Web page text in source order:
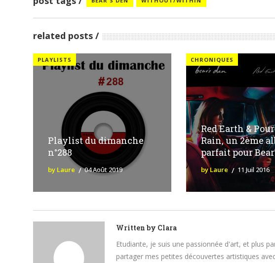
related posts
PLAYLISTS
Playlist du dimanche
n°288
by Laure 04 Août 2019
CHRONIQUES
Red Earth &
Rain, un 2ème
parfait pour
by Laure 11 Juil 2016
Written by Clara
Etudiante, je suis une passionnée d'art, et plus
partager mes petites découvertes artistiques